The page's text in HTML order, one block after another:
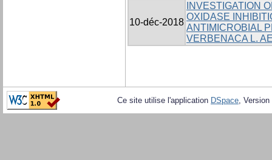
10-déc-2018
INVESTIGATION
OXIDASE
ANTIMICROBIAL
VERBENACA L.
Ce site utilise l'application DSpace,